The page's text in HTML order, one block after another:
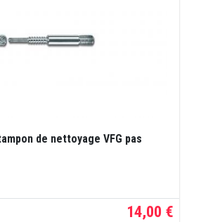
de nettoyage VFG pas
14,00 €